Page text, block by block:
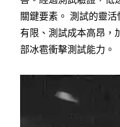
關鍵要素。 測試的靈
有限、測試成本高昂，
部冰雹衝擊測試能力。